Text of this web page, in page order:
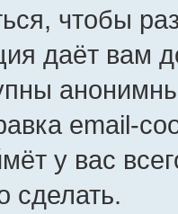
чтобы
даёт вам
email-
у вас
сделать.